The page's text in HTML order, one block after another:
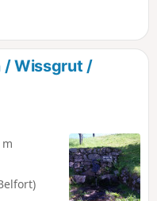
forestières.
/ Wissgrut /